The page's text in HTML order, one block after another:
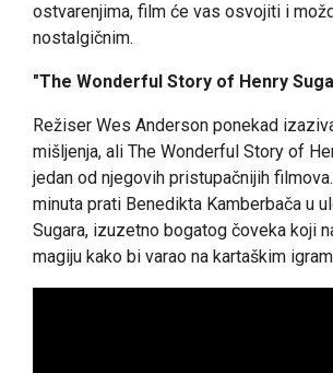
ostvarenjima, film će vas osvojiti i
nostalgičnim.
"The Wonderful Story of Henry
Režiser Wes Anderson ponekad
mišljenja, ali The Wonderful Story of
jedan od njegovih pristupačnijih
minuta prati Benedikta Kamberbača u
Sugara, izuzetno bogatog čoveka koji
magiju kako bi varao na kartaškim